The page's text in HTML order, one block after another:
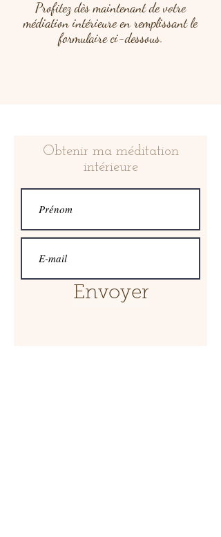
Profitez dès maintenant de votre
médiation intérieure en remplissant le
formulaire ci-dessous.
Obtenir ma méditation
intérieure
Envoyer